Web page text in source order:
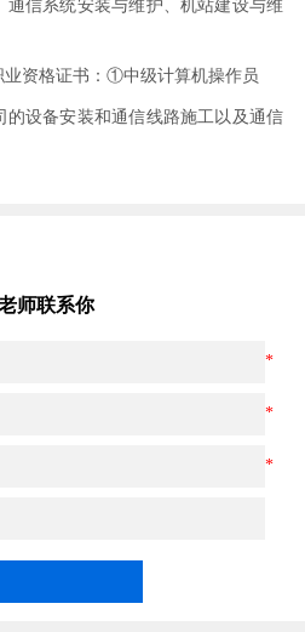
信系统安装与维护、机站建设与维
资格证书：①中级计算机操作员
的设备安装和通信线路施工以及通信
师联系你
*
*
*